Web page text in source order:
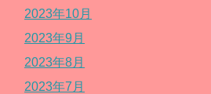
2023年10月
2023年9月
2023年8月
2023年7月